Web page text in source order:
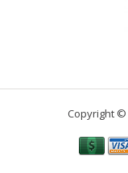
Copyright ©